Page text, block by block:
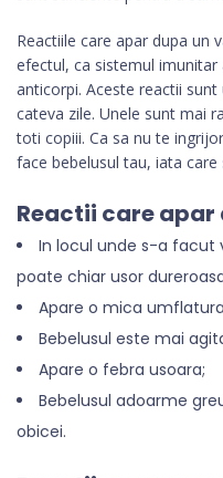
Reactiile care apar dupa un
efectul, ca sistemul imunitar
anticorpi. Aceste reactii
cateva zile. Unele sunt mai
toti copiii. Ca sa nu te
face bebelusul tau, iata
Reactii care apar
In locul unde s-a facut
poate chiar usor
Apare o mica
Bebelusul este mai
Apare o febra usoara;
Bebelusul adoarme
obicei.